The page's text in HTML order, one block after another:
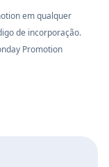
em qualquer
de incorporação.
Promotion